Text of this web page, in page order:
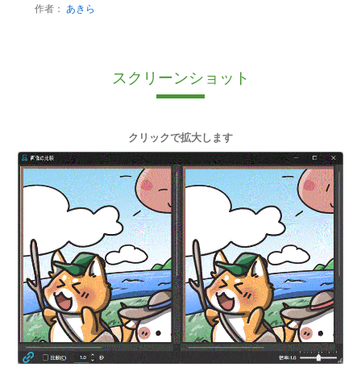
作者： あきら
スクリーンショット
クリックで拡大します